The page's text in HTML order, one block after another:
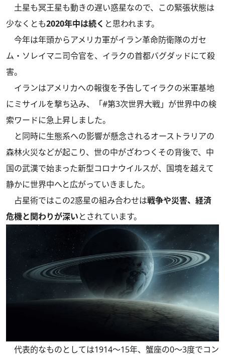
土星も冥王星も動きの遅い惑星なので、この緊張状態は
少なくとも2020年中は続く と思われます。
今年は年頭からアメリカ軍がイラン革命防衛隊のガセ
ム・ソレイマニ司令官を、イラクの首都バグダッドにて殺
害。
イランはアメリカへの報復を予告してイラクの米軍基地
にミサイルを撃ち込み、「#第3次世界大戦」が世界中の検
索ワードに急上昇しました。
と同時に生態系への影響が懸念されるオーストラリアの
森林火災などが起こり、世の中がざわつくその背後で、中
国の武漢で始まった新型コロナウイルスが、国境を越えて
静かに世界中へと広がっていきました。
占星術ではこの2惑星の組み合わせは戦争や災害、経済
危機と関わりが深いとされています。
代表的なものとしては1914～15年、蟹座の0～3度でコン